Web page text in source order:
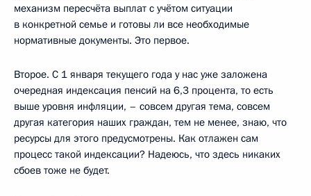
механизм пересчёта выплат с учётом ситуации
в конкретной семье и готовы ли все необходимые
нормативные документы. Это первое.
Второе. С 1 января текущего года у нас уже заложена
очередная индексация пенсий на 6,3 процента, то есть
выше уровня инфляции, – совсем другая тема, совсем
другая категория наших граждан, тем не менее, знаю, что
ресурсы для этого предусмотрены. Как отлажен сам
процесс такой индексации? Надеюсь, что здесь никаких
сбоев тоже не будет.